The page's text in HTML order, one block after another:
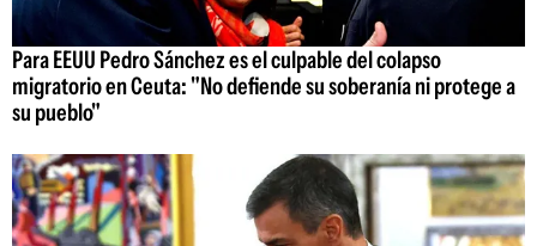
Para EEUU Pedro Sánchez es el culpable del colapso
migratorio en Ceuta: "No defiende su soberanía ni protege a
su pueblo"